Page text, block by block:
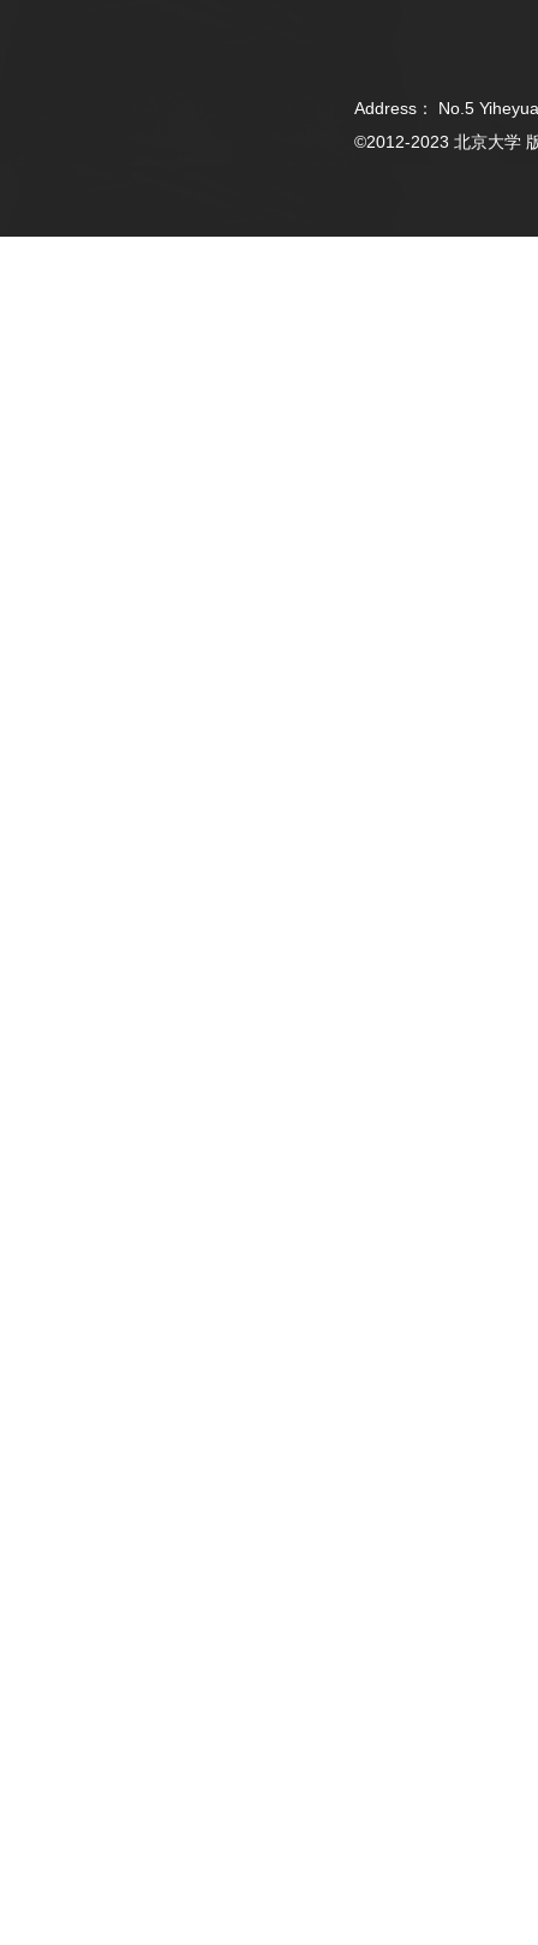
Address： No.5
©2012-2023 北京大学